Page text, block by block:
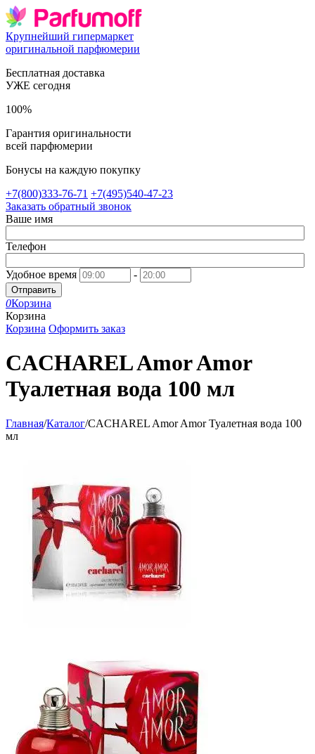
Крупнейший гипермаркет
оригинальной парфюмерии
Бесплатная доставка
УЖЕ сегодня
100%
Гарантия оригинальности
всей парфюмерии
Бонусы на каждую покупку
+7(800)333-76-71 +7(495)540-47-23
Заказать обратный звонок
Ваше имя
Телефон
Удобное время -
Отправить
0Корзина
Корзина
Корзина Оформить заказ
CACHAREL Amor Amor
Туалетная вода 100 мл
Главная/Каталог/CACHAREL Amor Amor Туалетная вода 100
мл